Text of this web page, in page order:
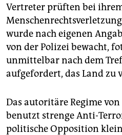
Vertreter prüften bei
wurde nach eigenen
von der Polizei bewacht,
unmittelbar nach dem
aufgefordert, das Land zu
Das autoritäre Regime
benutzt strenge Anti-
politische Opposition